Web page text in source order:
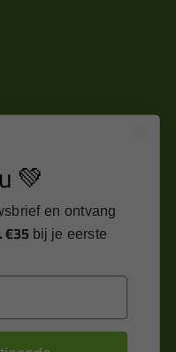
in je
💚
en ontvang
€35 bij je eerste